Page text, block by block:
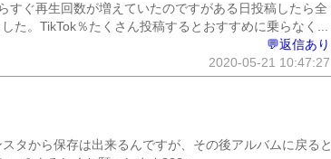
すぐ再生回数が増えていたのですがある日投稿したら全
た。TikTok％たくさん投稿するとおすすめに乗らなく...
💬返信あり
2020-05-21 10:47:27
タから保存は出来るんですが、その後アルバムに戻ると